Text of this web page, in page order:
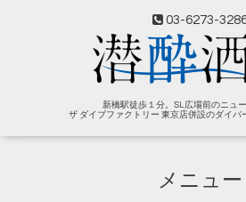
03-6273-
新橋駅徒歩１分。SL広場前のニュ
ザ ダイブファクトリー 東京店併設のダイバ
メニュー